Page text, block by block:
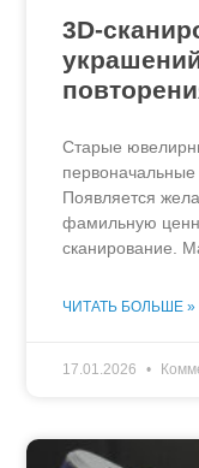
3D-
Старые
первоначальные
Появляется
фамильную
сканирование.
ЧИТАТЬ БОЛЬШЕ »
17.01.2026